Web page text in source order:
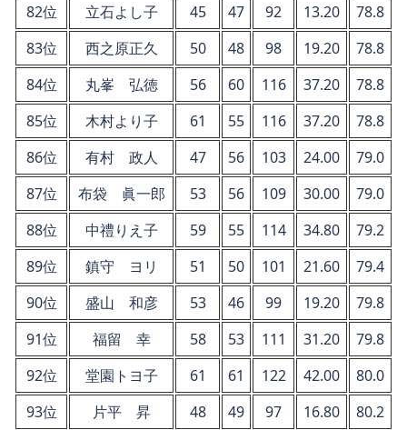
82位
立石よし子 45 47 92 13.20
78.8
83位
西之原正久 50 48 98 19.20
78.8
84位
丸峯 弘徳 56 60 116 37.20
78.8
85位
木村より子 61 55 116 37.20
78.8
86位
有村 政人 47 56 103 24.00
79.0
87位
布袋 眞一郎 53 56 109 30.00
79.0
88位
中禮りえ子 59 55 114 34.80
79.2
89位
鎮守 ヨリ 51 50 101 21.60
79.4
90位
盛山 和彦 53 46 99 19.20
79.8
91位
福留 幸 58 53 111 31.20
79.8
92位
堂園トヨ子 61 61 122 42.00
80.0
93位
片平 昇 48 49 97 16.80
80.2